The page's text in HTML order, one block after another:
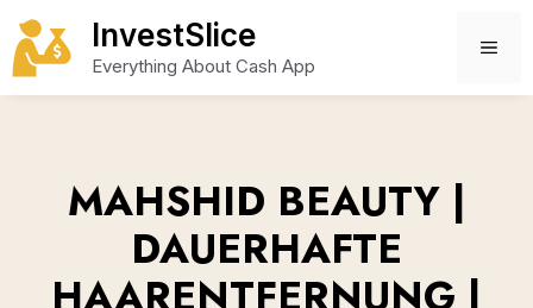
Skip
to
content
InvestSlice
Everything About Cash App
MAHSHID BEAUTY |
DAUERHAFTE